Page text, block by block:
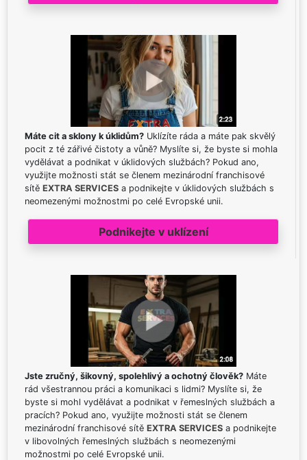
Máte cit a sklony k úklidům? Uklízíte ráda a máte pak skvělý
pocit z té zářivé čistoty a vůně? Myslíte si, že byste si mohla
vydělávat a podnikat v úklidových službách? Pokud ano,
využijte možnosti stát se členem mezinárodní franchisové
sítě EXTRA SERVICES a podnikejte v úklidových službách s
neomezenými možnostmi po celé Evropské unii.
Podnikejte v uklízení
Jste zručný, šikovný, spolehlivý a ochotný člověk? Máte
rád všestrannou práci a komunikaci s lidmi? Myslíte si, že
byste si mohl vydělávat a podnikat v řemeslných službách a
pracích? Pokud ano, využijte možnosti stát se členem
mezinárodní franchisové sítě EXTRA SERVICES a podnikejte
v libovolných řemeslných službách s neomezenými
možnostmi po celé Evropské unii.